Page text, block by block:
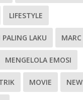
LIFESTYLE
LAKU
MENGELOLA EMOSI
MOVIE